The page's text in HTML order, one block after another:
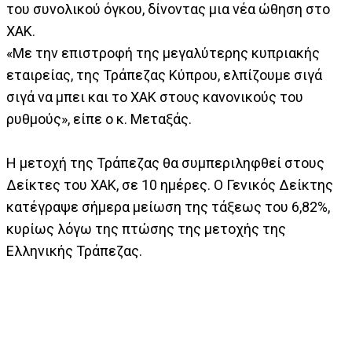
του συνολικού όγκου, δίνοντας μια νέα ώθηση στο
ΧΑΚ.
«Με την επιστροφή της μεγαλύτερης κυπριακής
εταιρείας, της Τράπεζας Κύπρου, ελπίζουμε σιγά
σιγά να μπει και το ΧΑΚ στους κανονικούς του
ρυθμούς», είπε ο κ. Μεταξάς.
Η μετοχή της Τράπεζας θα συμπεριληφθεί στους
Δείκτες του ΧΑΚ, σε 10 ημέρες. Ο Γενικός Δείκτης
κατέγραψε σήμερα μείωση της τάξεως του 6,82%,
κυρίως λόγω της πτώσης της μετοχής της
Ελληνικής Τράπεζας.